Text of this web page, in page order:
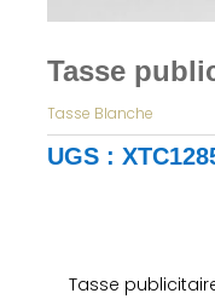
Tasse
Tasse Blanche
UGS :
Tasse